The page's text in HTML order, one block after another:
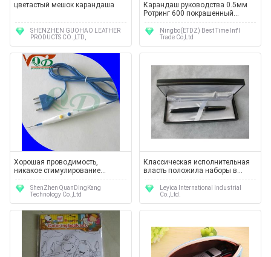
цветастый мешок карандаша
SHENZHEN GUOHAO LEATHER
PRODUCTS CO.,LTD,
Карандаш руководства 0.5мм
Ротринг 600 покрашенный
механический с умеренной
ценой МТ5004
Ningbo(ETDZ) Best Time Int'l
Trade Co,Ltd
Хорошая проводимость,
никакое стимулирование
карандаши 3 м 10фт
Электросургикал проходит
ИСО13485
ShenZhen QuanDingKang
Technology Co.,Ltd
Классическая исполнительная
власть положила наборы в
коробку карандаша или подарка
ручки/набор для людей ЛИ904
Leyica International Industrial
Co.,Ltd.